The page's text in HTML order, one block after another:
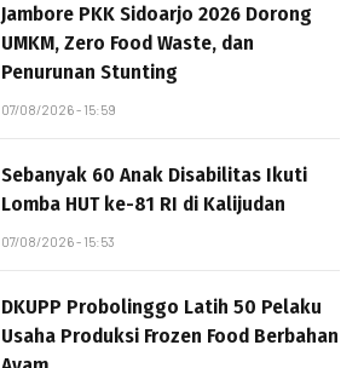
Jambore PKK Sidoarjo 2026 Dorong
UMKM, Zero Food Waste, dan
Penurunan Stunting
07/08/2026 - 15:59
Sebanyak 60 Anak Disabilitas Ikuti
Lomba HUT ke-81 RI di Kalijudan
07/08/2026 - 15:53
DKUPP Probolinggo Latih 50 Pelaku
Usaha Produksi Frozen Food Berbahan